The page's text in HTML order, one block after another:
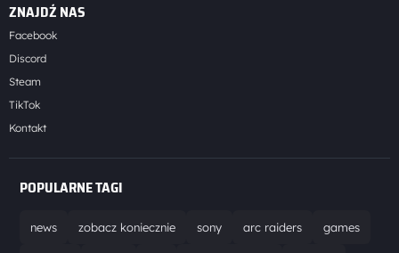
ZNAJDŹ NAS
Facebook
Discord
Steam
TikTok
Kontakt
POPULARNE TAGI
news zobacz koniecznie sony arc raiders games